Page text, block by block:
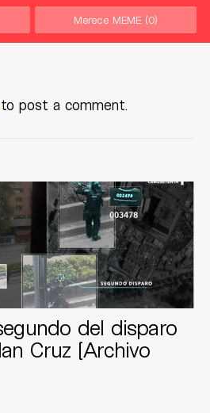
Merece MEME (0)
to post a comment.
del disparo
Cruz [Archivo